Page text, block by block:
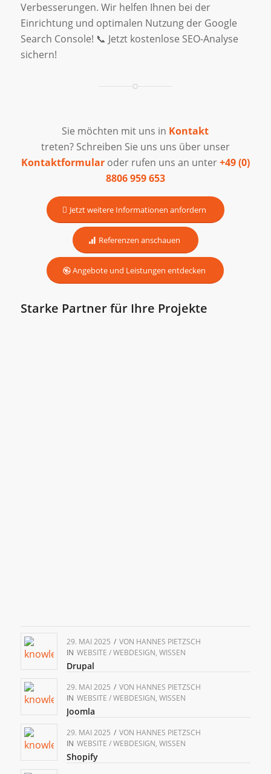
Verbesserungen. Wir helfen Ihnen bei der
Einrichtung und optimalen Nutzung der Google
Search Console! 📞 Jetzt kostenlose SEO-Analyse
sichern!
Sie möchten mit uns in Kontakt
treten? Schreiben Sie uns uns über unser
Kontaktformular oder rufen uns an unter+49 (0)
8806 959 653
Jetzt weitere Informationen anfordern
Referenzen anschauen
Angebote und Leistungen entdecken
Starke Partner für Ihre Projekte
29. MAI 2025 / VON HANNES PIETZSCH
IN WEBSITE / WEBDESIGN, WISSEN
Drupal
29. MAI 2025 / VON HANNES PIETZSCH
IN WEBSITE / WEBDESIGN, WISSEN
Joomla
29. MAI 2025 / VON HANNES PIETZSCH
IN WEBSITE / WEBDESIGN, WISSEN
Shopify